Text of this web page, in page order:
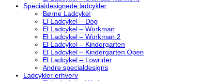
Specialdesignede ladcykler
Børne Ladcykel
El Ladcykel – Dog
El Ladcykel – Workman
El Ladcykel – Workman 2
El Ladcykel – Kindergarten
El Ladcykel – Kindergarten Open
El Ladcykel – Lowrider
Andre specialdesigns
Ladcykler erhverv